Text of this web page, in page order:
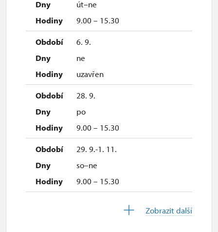
út–ne
9.00 – 15.30
6. 9.
ne
uzavřen
28. 9.
po
9.00 – 15.30
29. 9.-1. 11.
so–ne
9.00 – 15.30
Zobrazit další